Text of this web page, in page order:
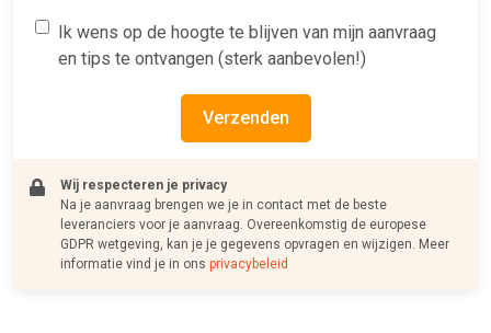
Ik wens op de hoogte te blijven van mijn aanvraag
en tips te ontvangen (sterk aanbevolen!)
Verzenden
Wij respecteren je privacy
Na je aanvraag brengen we je in contact met de beste
leveranciers voor je aanvraag. Overeenkomstig de europese
GDPR wetgeving, kan je je gegevens opvragen en wijzigen. Meer
informatie vind je in ons privacybeleid